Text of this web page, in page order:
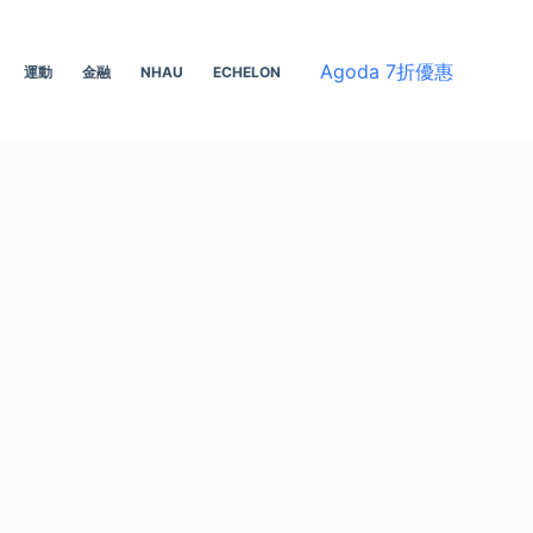
運動 金融 NHAU ECHELON Agoda 7折優惠